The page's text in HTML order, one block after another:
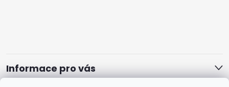
Informace pro vás